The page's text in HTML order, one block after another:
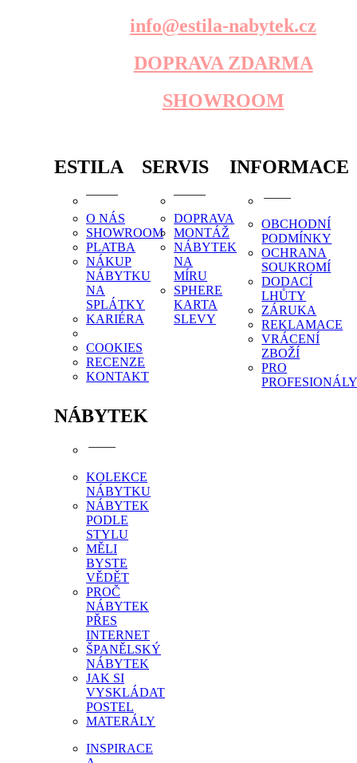
info@estila-nabytek.cz
DOPRAVA ZDARMA
SHOWROOM
ESTILA
O NÁS
SHOWROOM
PLATBA
NÁKUP
NÁBYTKU
NA
SPLÁTKY
KARIÉRA
COOKIES
RECENZE
KONTAKT
SERVIS
DOPRAVA
MONTÁŽ
NÁBYTEK
NA
MÍRU
SPHERE
KARTA
SLEVY
INFORMACE
OBCHODNÍ
PODMÍNKY
OCHRANA
SOUKROMÍ
DODACÍ
LHŮTY
ZÁRUKA
REKLAMACE
VRÁCENÍ
ZBOŽÍ
PRO
NÁBYTEK
KOLEKCE
NÁBYTKU
NÁBYTEK
PODLE
STYLU
MĚLI
BYSTE
VĚDĚT
PROČ
NÁBYTEK
PŘES
INTERNET
ŠPANĚLSKÝ
NÁBYTEK
JAK SI
VYSKLÁDAT
POSTEL
MATERÁLY
INSPIRACE